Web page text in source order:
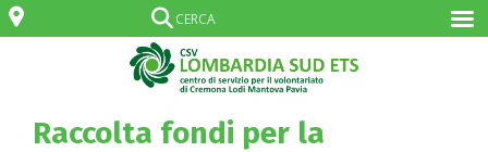
Raccolta fondi per la